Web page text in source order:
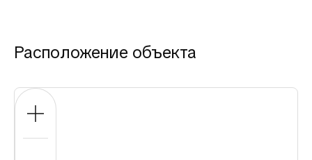
Расположение объекта